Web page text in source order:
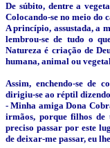
De súbito, dentre a
Colocando-se no meio do
A princípio, assustada, a
lembrou-se de tudo o
Natureza é criação de
humana, animal ou
Assim, enchendo-se de
dirigiu-se ao réptil
- Minha amiga Dona
irmãos, porque filhos de
preciso passar por este
de deixar-me passar, eu